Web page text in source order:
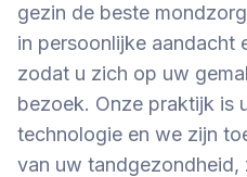
gezin de beste
in persoonlijke aandacht
zodat u zich op uw
bezoek. Onze praktijk is
technologie en we zijn
van uw tandgezondheid,